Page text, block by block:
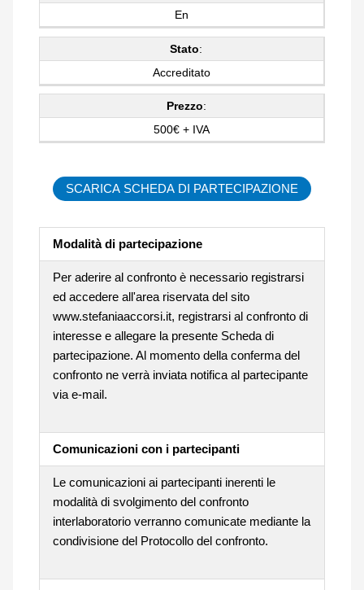
En
Stato:
Accreditato
Prezzo:
500€ + IVA
SCARICA SCHEDA DI PARTECIPAZIONE
Modalità di partecipazione
Per aderire al confronto è necessario registrarsi
ed accedere all'area riservata del sito
www.stefaniaaccorsi.it, registrarsi al confronto di
interesse e allegare la presente Scheda di
partecipazione. Al momento della conferma del
confronto ne verrà inviata notifica al partecipante
via e-mail.
Comunicazioni con i partecipanti
Le comunicazioni ai partecipanti inerenti le
modalità di svolgimento del confronto
interlaboratorio verranno comunicate mediante la
condivisione del Protocollo del confronto.